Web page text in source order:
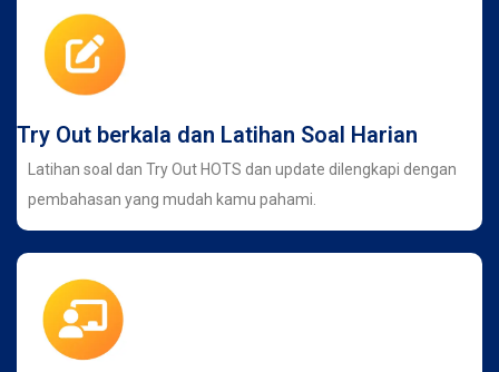
Try Out berkala dan Latihan Soal Harian
Latihan soal dan Try Out HOTS dan update dilengkapi dengan
pembahasan yang mudah kamu pahami.